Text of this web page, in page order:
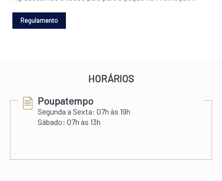
HORÁRIOS
Poupatempo
Segunda a Sexta: 07h às 19h
Sábado: 07h às 13h